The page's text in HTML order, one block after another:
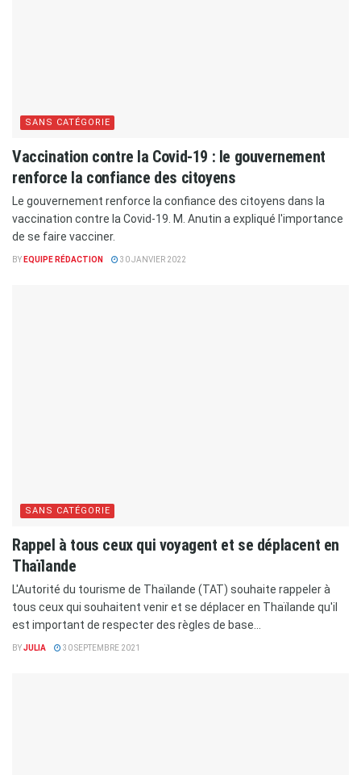
SANS CATÉGORIE
Vaccination contre la Covid-19 : le gouvernement
renforce la confiance des citoyens
Le gouvernement renforce la confiance des citoyens dans la
vaccination contre la Covid-19. M. Anutin a expliqué l'importance
de se faire vacciner.
BY EQUIPE RÉDACTION 30 JANVIER 2022
SANS CATÉGORIE
Rappel à tous ceux qui voyagent et se déplacent en
Thaïlande
L'Autorité du tourisme de Thaïlande (TAT) souhaite rappeler à
tous ceux qui souhaitent venir et se déplacer en Thaïlande qu'il
est important de respecter des règles de base...
BYJULIA 30 SEPTEMBRE 2021